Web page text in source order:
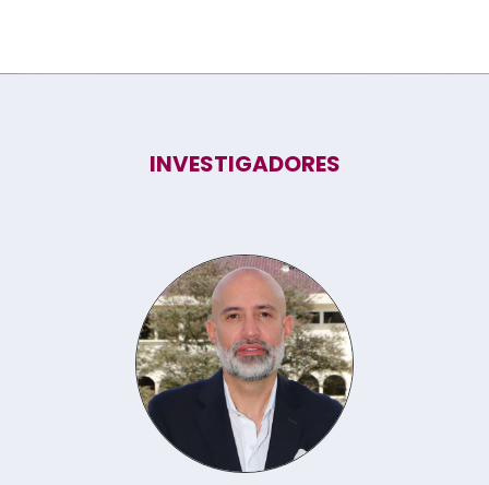
INVESTIGADORES